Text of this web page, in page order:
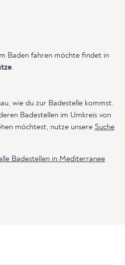
Baden fahren möchte findet in
.
wie du zur Badestelle kommst.
Badestellen im Umkreis von
möchtest, nutze unsere Suche
Badestellen in Mediterranee